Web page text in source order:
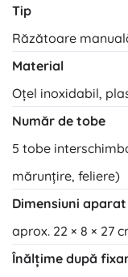
Tip
Răzătoare
Material
Oțel inoxidabil,
Număr de tobe
5 tobe
mărunțire, feliere)
Dimensiuni aparat
aprox. 22 × 8 × 27
Înălțime după